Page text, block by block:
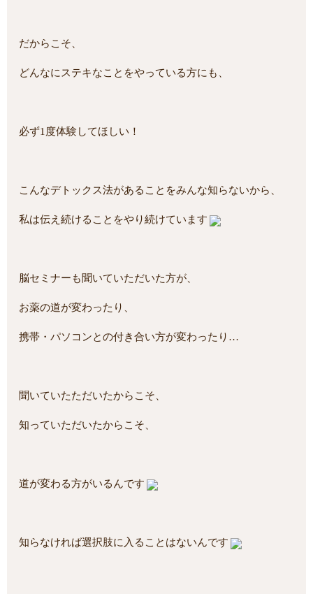
だからこそ、
どんなにステキなことをやっている方にも、
必ず1度体験してほしい！
こんなデトックス法があることをみんな知らないから、
私は伝え続けることをやり続けています
脳セミナーも聞いていただいた方が、
お薬の道が変わったり、
携帯・パソコンとの付き合い方が変わったり…
聞いていたただいたからこそ、
知っていただいたからこそ、
道が変わる方がいるんです
知らなければ選択肢に入ることはないんです